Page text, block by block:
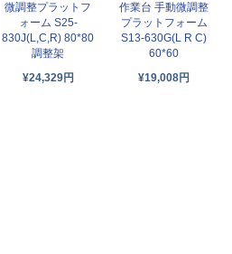
微調整プラットフ
ォーム S25-
830J(L,C,R) 80*80
調整架
¥24,329円
作業台 手動微調整
プラットフォーム
S13-630G(L R C)
60*60
¥19,008円